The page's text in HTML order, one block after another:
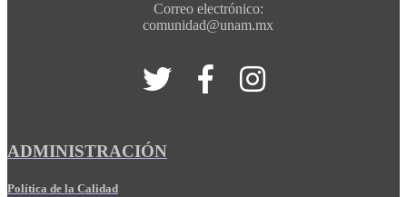
Correo electrónico:
comunidad@unam.mx
ADMINISTRACIÓN
Política de la Calidad